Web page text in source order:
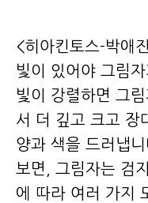
<히아킨토스-박애
빛이 있어야 그림
빛이 강렬하면 그
서 더 깊고 크고 장
양과 색을 드러냅
보면, 그림자는 검
에 따라 여러 가지